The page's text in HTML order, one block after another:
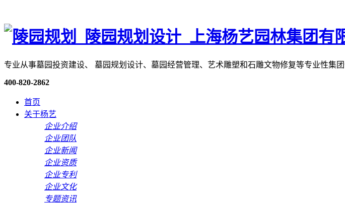
专业从事墓园投资建设、 墓园规划设计、墓园经营管理、艺术雕塑和石雕文物修复等专业性集团
400-820-2862
首页
关于杨艺
企业介绍
企业团队
企业新闻
企业资质
企业专利
企业文化
专题资讯